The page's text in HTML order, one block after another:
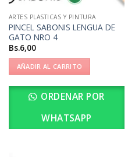
ARTES PLASTICAS Y PINTURA
PINCEL SABONIS LENGUA DE
GATO NRO 4
Bs.6,00
AÑADIR AL CARRITO
ORDENAR POR
WHATSAPP